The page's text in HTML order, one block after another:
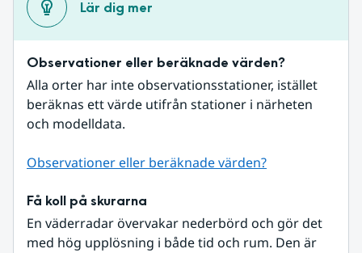
Lär dig mer
Observationer eller beräknade värden?
Alla orter har inte observationsstationer, istället
beräknas ett värde utifrån stationer i närheten
och modelldata.
Observationer eller beräknade värden?
Få koll på skurarna
En väderradar övervakar nederbörd och gör det
med hög upplösning i både tid och rum. Den är